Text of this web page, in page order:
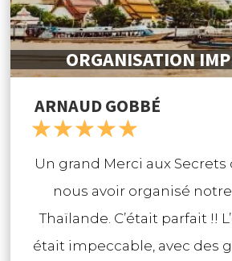
ORGANISATION
ARNAUD GOBBÉ
☆☆☆☆☆
Un grand Merci aux
nous avoir organisé
Thaïlande. C’était parfait !!
était impeccable, avec des